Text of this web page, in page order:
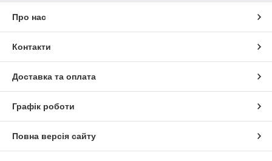
Про нас
Контакти
Доставка та оплата
Графік роботи
Повна версія сайту